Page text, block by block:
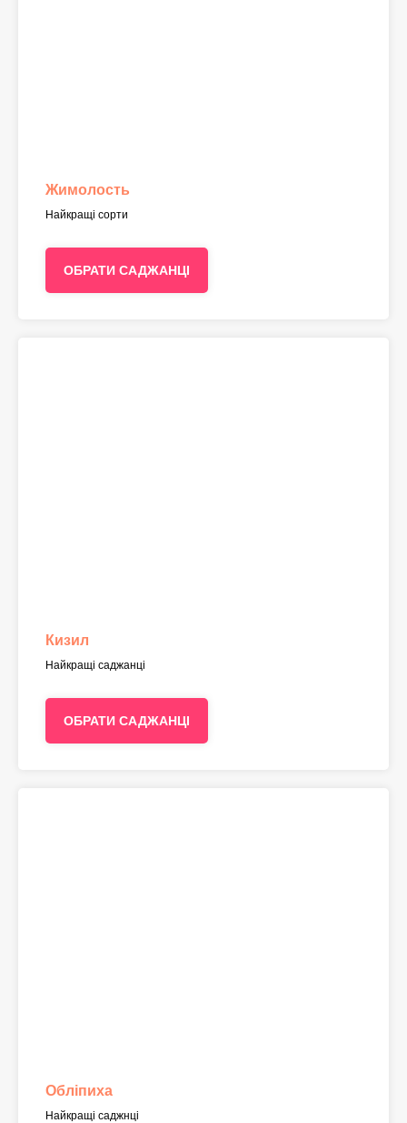
Жимолость
Найкращі сорти
ОБРАТИ САДЖАНЦІ
Кизил
Найкращі саджанці
ОБРАТИ САДЖАНЦІ
Обліпиха
Найкращі саджнці